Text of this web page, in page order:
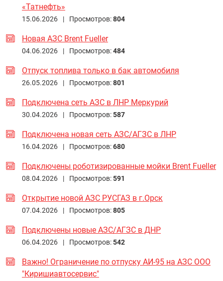
«Татнефть»
15.06.2026 | Просмотров:804
Новая АЗС Brent Fueller
04.06.2026 | Просмотров:484
Отпуск топлива только в бак автомобиля
26.05.2026 | Просмотров:801
Подключена сеть АЗС в ЛНР Меркурий
30.04.2026 | Просмотров:587
Подключена новая сеть АЗС/АГЗС в ЛНР
16.04.2026 | Просмотров:680
Подключены роботизированные мойки Brent Fueller
08.04.2026 | Просмотров:591
Открытие новой АЗС РУСГАЗ в г.Орск
07.04.2026 | Просмотров:805
Подключены новые АЗС/АГЗС в ДНР
06.04.2026 | Просмотров:542
Важно! Ограничение по отпуску АИ-95 на АЗС ООО
"Киришиавтосервис"